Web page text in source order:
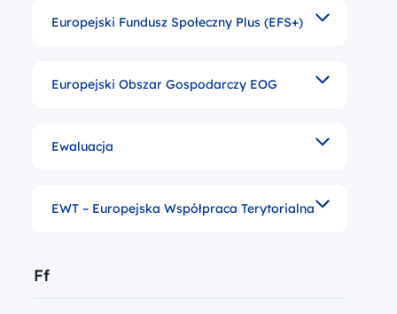
Europejski Fundusz Społeczny Plus (EFS+)
Powstał na mocy traktatu rzymskiego w celu
Europejski Obszar Gospodarczy EOG
Forma partnerstwa pomiędzy państwami
Ewaluacja
Ocena/oszacowanie jakości (stopnia) realizacji
EWT – Europejska Współpraca Terytorialna
Jeden z celów polityki spójności Unii Europejskiej
Litera
Ff